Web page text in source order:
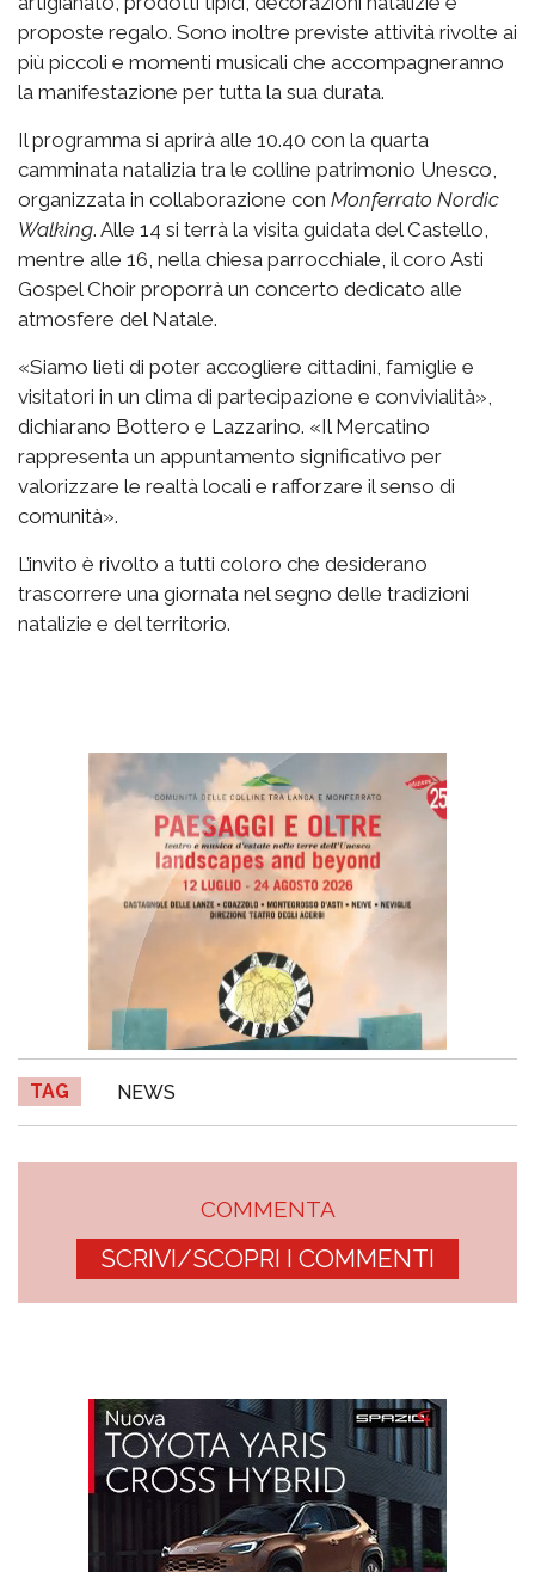
proposte regalo. Sono inoltre previste attività rivolte ai
più piccoli e momenti musicali che accompagneranno
la manifestazione per tutta la sua durata.
Il programma si aprirà alle 10.40 con la quarta
camminata natalizia tra le colline patrimonio Unesco,
organizzata in collaborazione con Monferrato Nordic
Walking. Alle 14 si terrà la visita guidata del Castello,
mentre alle 16, nella chiesa parrocchiale, il coro Asti
Gospel Choir proporrà un concerto dedicato alle
atmosfere del Natale.
«Siamo lieti di poter accogliere cittadini, famiglie e
visitatori in un clima di partecipazione e convivialità»,
dichiarano Bottero e Lazzarino. «Il Mercatino
rappresenta un appuntamento significativo per
valorizzare le realtà locali e rafforzare il senso di
comunità».
L’invito è rivolto a tutti coloro che desiderano
trascorrere una giornata nel segno delle tradizioni
natalizie e del territorio.
TAG NEWS
COMMENTA
SCRIVI/SCOPRI I COMMENTI